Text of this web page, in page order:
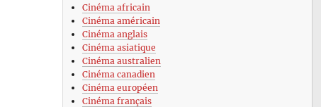
Cinéma africain
Cinéma américain
Cinéma anglais
Cinéma asiatique
Cinéma australien
Cinéma canadien
Cinéma européen
Cinéma français